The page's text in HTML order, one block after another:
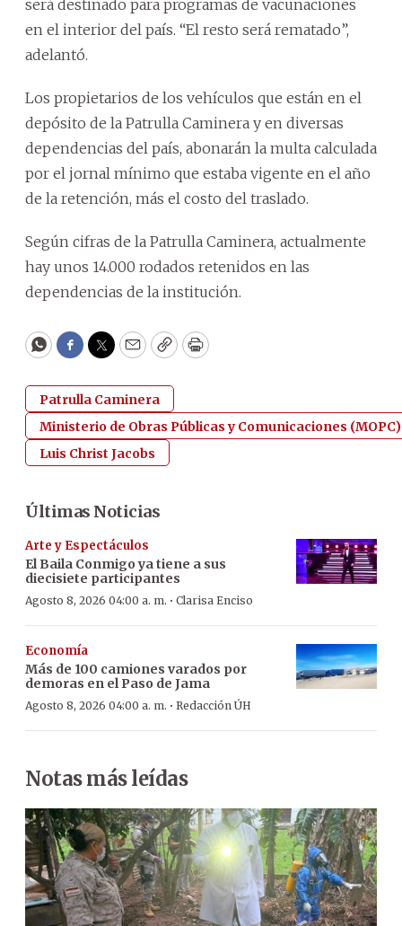
será destinado para programas de vacunaciones
en el interior del país. “El resto será rematado”,
adelantó.
Los propietarios de los vehículos que están en el
depósito de la Patrulla Caminera y en diversas
dependencias del país, abonarán la multa calculada
por el jornal mínimo que estaba vigente en el año
de la retención, más el costo del traslado.
Según cifras de la Patrulla Caminera, actualmente
hay unos 14.000 rodados retenidos en las
dependencias de la institución.
WhatsApp
Facebook
Twitter
EmailCopyPrint
Patrulla Caminera
Ministerio de Obras Públicas y Comunicaciones (MOPC)
Luis Christ Jacobs
Últimas Noticias
Arte y Espectáculos
El Baila Conmigo ya tiene a sus
diecisiete participantes
Agosto 8, 2026 04:00 a. m. · Clarisa Enciso
Economía
Más de 100 camiones varados por
demoras en el Paso de Jama
Agosto 8, 2026 04:00 a. m. · Redacción ÚH
Notas más leídas